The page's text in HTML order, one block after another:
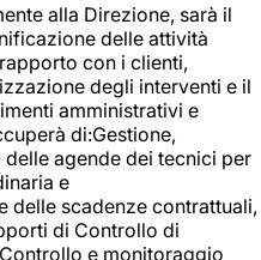
alla Direzione, sarà il
delle attività
con i clienti,
degli interventi e il
amministrativi e
di:Gestione,
agende dei tecnici per
e
delle scadenze contrattuali,
di Controllo di
e monitoraggio